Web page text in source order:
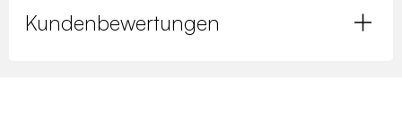
Kundenbewertungen